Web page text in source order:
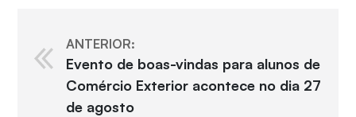
ANTERIOR:
Evento de boas-vindas para alunos de
Comércio Exterior acontece no dia 27
de agosto